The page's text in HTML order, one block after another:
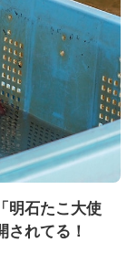
明石たこ大使
されてる！